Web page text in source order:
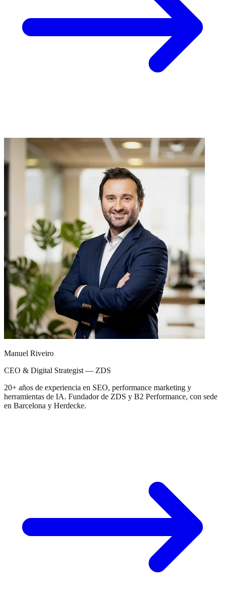
Manuel Riveiro
CEO & Digital Strategist — ZDS
20+ años de experiencia en SEO, performance marketing y
herramientas de IA. Fundador de ZDS y B2 Performance, con sede
en Barcelona y Herdecke.